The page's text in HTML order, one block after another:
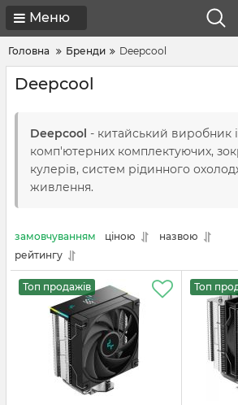
Меню
Головна Бренди Deepcool
Deepcool
Deepcool - китайський виробник
комп'ютерних комплектуючих,
кулерів, систем рідинного
живлення.
замовчуванням ціною
назвою
рейтингу
Топ продажів Топ